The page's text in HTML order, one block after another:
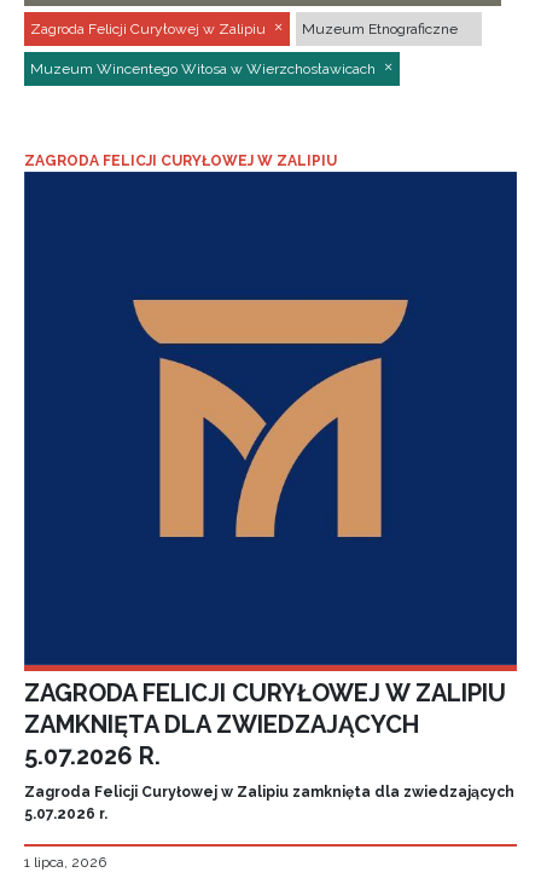
Zagroda Felicji Curyłowej w Zalipiu Muzeum Etnograficzne
Muzeum Wincentego Witosa w Wierzchosławicach
ZAGRODA FELICJI CURYŁOWEJ W ZALIPIU
ZAGRODA FELICJI CURYŁOWEJ W ZALIPIU
ZAMKNIĘTA DLA ZWIEDZAJĄCYCH
5.07.2026 R.
Zagroda Felicji Curyłowej w Zalipiu zamknięta dla zwiedzających
5.07.2026 r.
1 lipca, 2026